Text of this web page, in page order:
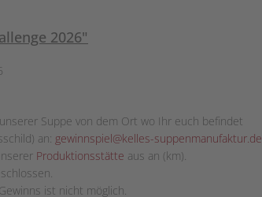
2026"
Suppe von dem Ort wo Ihr euch befindet
an: gewinnspiel@kelles-suppenmanufaktur.de
Produktionsstätte aus an (km).
ist nicht möglich.